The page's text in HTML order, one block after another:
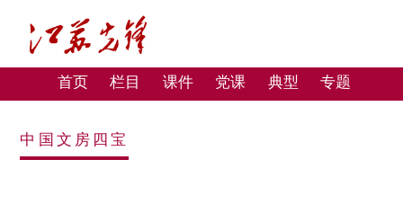
首页 栏目 课件 党课 典型 专题
中国文房四宝